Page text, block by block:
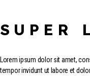
SUPER
Lorem ipsum dolor sit amet,
tempor invidunt ut labore et